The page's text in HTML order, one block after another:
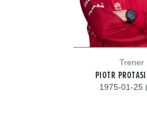
Trener
PIOTR
1975-01-25